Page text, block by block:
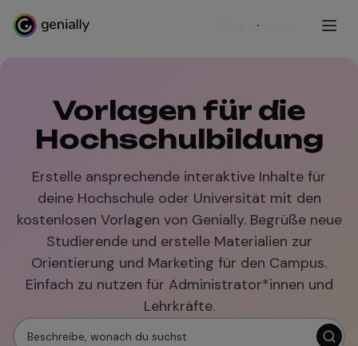
Registrieren
Vorlagen für die
Hochschulbildung
Erstelle ansprechende interaktive Inhalte für
deine Hochschule oder Universität mit den
kostenlosen Vorlagen von Genially. Begrüße neue
Studierende und erstelle Materialien zur
Orientierung und Marketing für den Campus.
Einfach zu nutzen für Administrator*innen und
Lehrkräfte.